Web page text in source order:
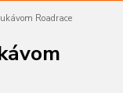
Roadrace